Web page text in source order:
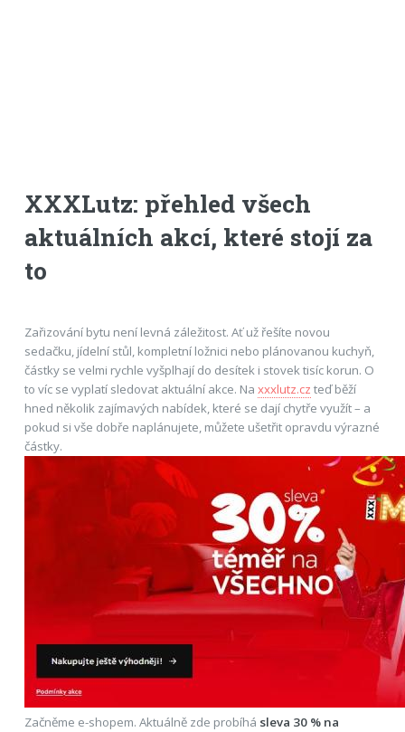
XXXLutz: přehled všech
aktuálních akcí, které stojí za
to
Zařizování bytu není levná záležitost. Ať už řešíte novou
sedačku, jídelní stůl, kompletní ložnici nebo plánovanou kuchyň,
částky se velmi rychle vyšplhají do desítek i stovek tisíc korun. O
to víc se vyplatí sledovat aktuální akce. Na xxxlutz.cz teď běží
hned několik zajímavých nabídek, které se dají chytře využít – a
pokud si vše dobře naplánujete, můžete ušetřit opravdu výrazné
částky.
Začněme e-shopem. Aktuálně zde probíhá sleva 30 % na